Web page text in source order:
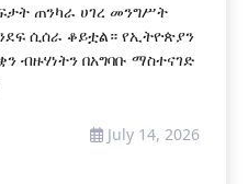
ጠንካራ ሀገረ መንግሥት
ሲሰራ ቆይቷል። የኢትዮጵያን
ብዙሃነትን በአግባቡ ማስተናገድ
July 14, 2026